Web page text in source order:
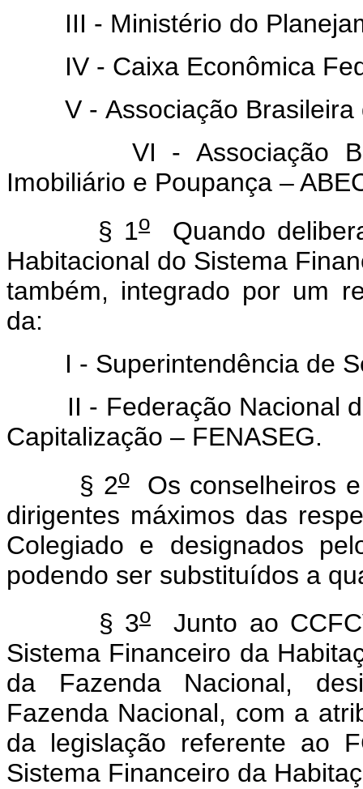
III - Ministério do
IV - Caixa Econômica
V - Associação Brasileira
VI - Associação
Imobiliário e Poupança –
§ 1o
Quando
Habitacional do Sistema
também, integrado por um
da:
I - Superintendência de
II - Federação Nacional
Capitalização – FENASEG.
§ 2oOs conselheiros e
dirigentes máximos das
Colegiado e designados
podendo ser substituídos a
§ 3oJunto ao
Sistema Financeiro da
da Fazenda Nacional,
Fazenda Nacional, com a
da legislação referente ao
Sistema Financeiro da